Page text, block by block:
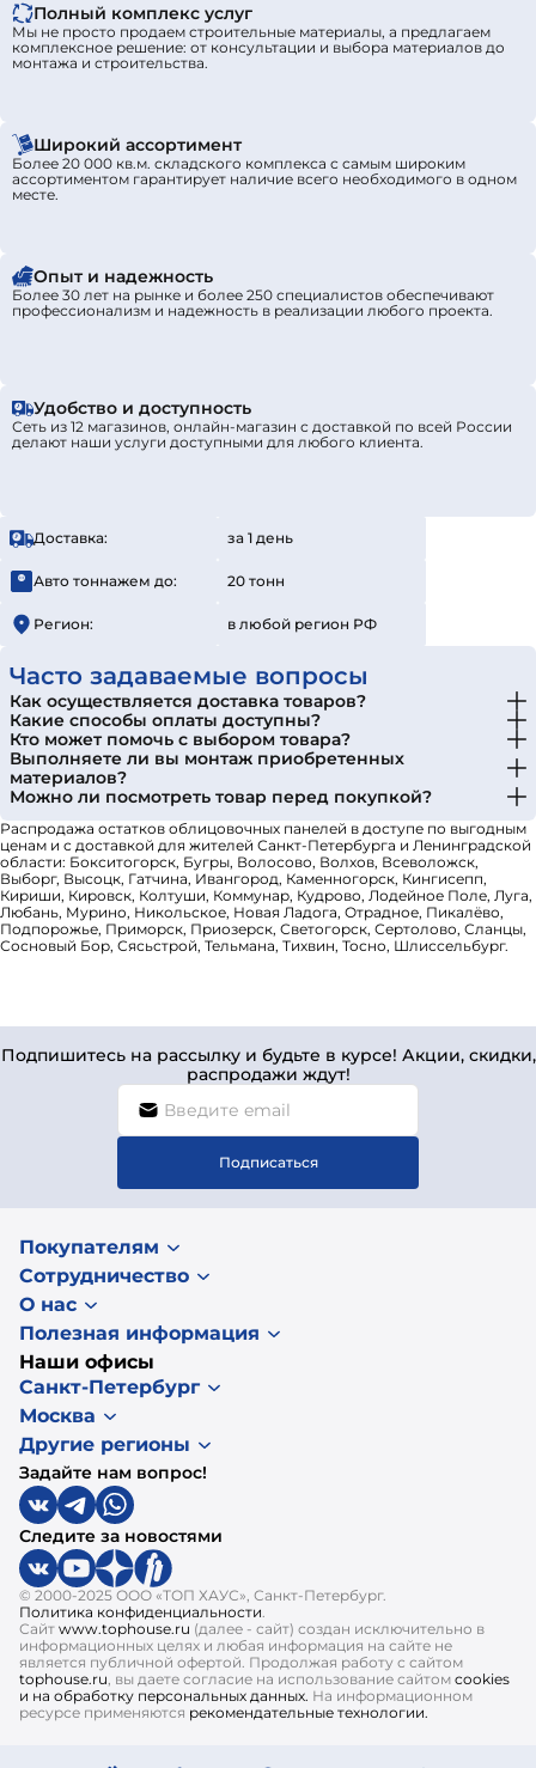
Полный комплекс услуг
Мы не просто продаем строительные материалы, а предлагаем
комплексное решение: от консультации и выбора материалов до
монтажа и строительства.
Широкий ассортимент
Более 20 000 кв.м. складского комплекса с самым широким
ассортиментом гарантирует наличие всего необходимого в одном
месте.
Опыт и надежность
Более 30 лет на рынке и более 250 специалистов обеспечивают
профессионализм и надежность в реализации любого проекта.
Удобство и доступность
Сеть из 12 магазинов, онлайн-магазин с доставкой по всей России
делают наши услуги доступными для любого клиента.
Доставка: за 1 день
Авто тоннажем до: 20 тонн
Регион: в любой регион РФ
Часто задаваемые вопросы
Как осуществляется доставка товаров?
Какие способы оплаты доступны?
Кто может помочь с выбором товара?
Выполняете ли вы монтаж приобретенных
материалов?
Можно ли посмотреть товар перед покупкой?
Распродажа остатков облицовочных панелей в доступе по выгодным
ценам и с доставкой для жителей Санкт-Петербурга и Ленинградской
области: Бокситогорск, Бугры, Волосово, Волхов, Всеволожск,
Выборг, Высоцк, Гатчина, Ивангород, Каменногорск, Кингисепп,
Кириши, Кировск, Колтуши, Коммунар, Кудрово, Лодейное Поле, Луга,
Любань, Мурино, Никольское, Новая Ладога, Отрадное, Пикалёво,
Подпорожье, Приморск, Приозерск, Светогорск, Сертолово, Сланцы,
Сосновый Бор, Сясьстрой, Тельмана, Тихвин, Тосно, Шлиссельбург.
Подпишитесь на рассылку и будьте в курсе! Акции, скидки,
распродажи ждут!
Подписаться
Покупателям
Сотрудничество
О нас
Полезная информация
Наши офисы
Санкт-Петербург
Москва
Другие регионы
Задайте нам вопрос!
Следите за новостями
© 2000-2025 ООО «ТОП ХАУС», Санкт-Петербург.
Политика конфиденциальности
Сайт www.tophouse.ru (далее - сайт) создан исключительно в
информационных целях и любая информация на сайте не
является публичной офертой. Продолжая работу с сайтом
tophouse.ru , вы даете согласие на использование сайтом cookies
и на обработку персональных данных. На информационном
ресурсе применяются рекомендательные технологии.